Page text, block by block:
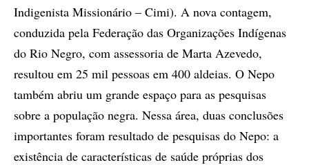
Indigenista Missionário – Cimi). A nova contagem,
conduzida pela Federação das Organizações Indígenas
do Rio Negro, com assessoria de Marta Azevedo,
resultou em 25 mil pessoas em 400 aldeias. O Nepo
também abriu um grande espaço para as pesquisas
sobre a população negra. Nessa área, duas conclusões
importantes foram resultado de pesquisas do Nepo: a
existência de características de saúde próprias dos